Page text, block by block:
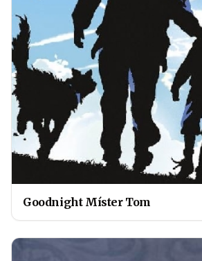
Goodnight Míster Tom